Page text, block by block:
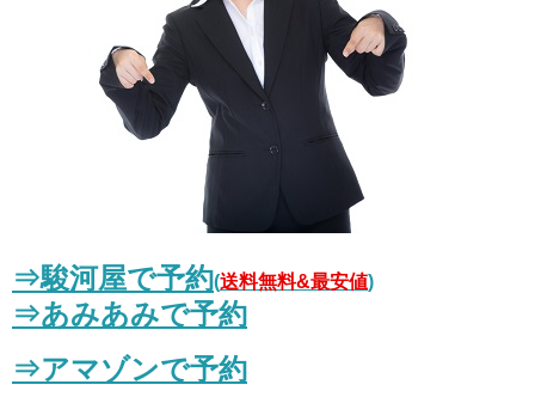
⇒駿河屋で予約(送料無料&最安値)
⇒あみあみで予約
⇒アマゾンで予約